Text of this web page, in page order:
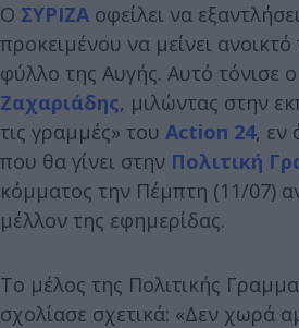
Ο ΣΥΡΙΖΑ οφείλει να
προκειμένου να μείνει
φύλλο της Αυγής. Αυτό τόνισε ο
Ζαχαριάδης, μιλώντας στην
τις γραμμές» του Action 24, εν
που θα γίνει στην Πολιτική
κόμματος την Πέμπτη (11/07)
μέλλον της εφημερίδας.
Το μέλος της Πολιτικής
σχολίασε σχετικά: «Δεν χωρά